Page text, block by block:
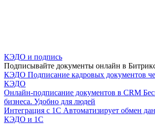
КЭДО и подпись
Подписывайте документы онлайн в
КЭДО Подписание кадровых документов
КЭДО
Онлайн-подписание документов в CRM
бизнеса. Удобно для людей
Интеграция с 1С Автоматизирует обмен
КЭДО и 1С